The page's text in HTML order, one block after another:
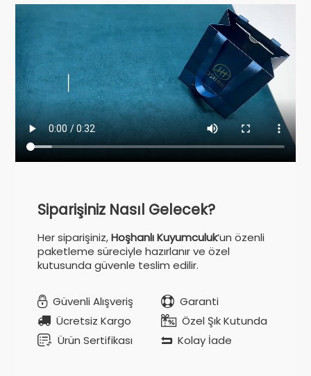
Siparişiniz Nasıl Gelecek?
Her siparişiniz,Hoşhanlı Kuyumculuk’un özenli
paketleme süreciyle hazırlanır ve özel
kutusunda güvenle teslim edilir.
Güvenli Alışveriş
Garanti
Ücretsiz Kargo
Özel Şık Kutunda
Ürün Sertifikası
Kolay İade